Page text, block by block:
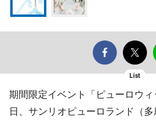
List
期間限定イベント「ピューロウ
日、サンリオピューロランド（多